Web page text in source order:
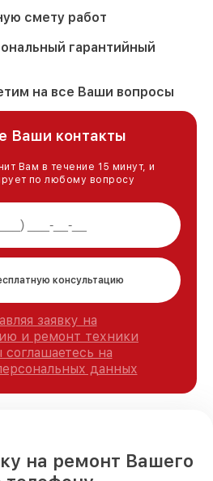
смету работ
гарантийный
на все Ваши вопросы
Ваши контакты
Вам в течение 15 минут, и
по любому вопросу
консультацию
заявку на
и ремонт техники
на
данных
на ремонт Вашего